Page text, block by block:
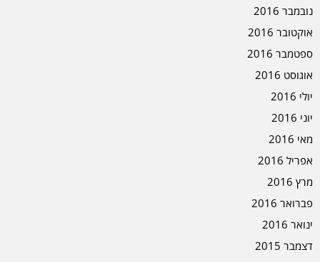
נובמבר 2016
אוקטובר 2016
ספטמבר 2016
אוגוסט 2016
יולי 2016
יוני 2016
מאי 2016
אפריל 2016
מרץ 2016
פברואר 2016
ינואר 2016
דצמבר 2015